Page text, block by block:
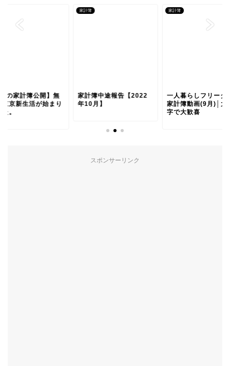
の家計簿公開】無
東京新生活が始まり
。
家計簿
家計簿中途報告【2022
年10月】
家計簿
一人暮らしフリータ
家計簿動画(9月)│大
字で大歓喜
スポンサーリンク